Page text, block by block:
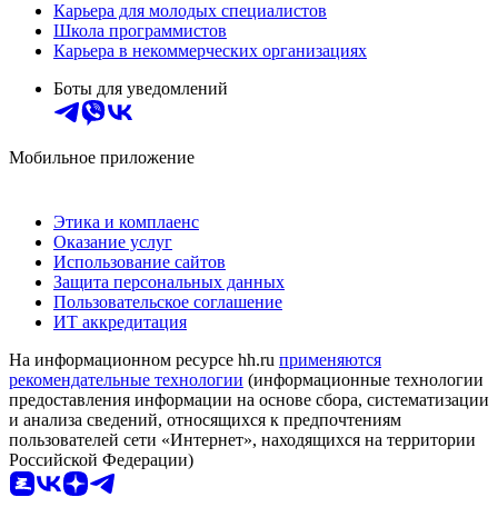
Карьера для молодых специалистов
Школа программистов
Карьера в некоммерческих организациях
Боты для уведомлений
Мобильное приложение
Этика и комплаенс
Оказание услуг
Использование сайтов
Защита персональных данных
Пользовательское соглашение
ИТ аккредитация
На информационном ресурсе hh.ru применяются
рекомендательные технологии (информационные технологии
предоставления информации на основе сбора, систематизации
и анализа сведений, относящихся к предпочтениям
пользователей сети «Интернет», находящихся на территории
Российской Федерации)